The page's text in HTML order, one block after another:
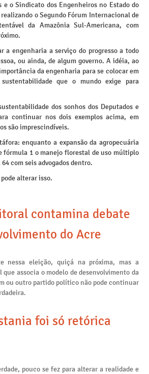
e o Sindicato dos Engenheiros no Estado do
o Segundo Fórum Internacional de
da Amazônia Sul-Americana, com
a engenharia a serviço do progresso a todo
ou ainda, de algum governo. A idéia, ao
da engenharia para se colocar em
que o mundo exige para
dos sonhos dos Deputados e
continuar nos dois exemplos acima, em
são imprescindíveis.
enquanto a expansão da agropecuária
fórmula 1 o manejo florestal de uso múltiplo
com seis advogados dentro.
alterar isso.
contamina debate
do Acre
nessa eleição, quiçá na próxima, mas a
associa o modelo de desenvolvimento da
ou outro partido político não pode continuar
foi só retórica
pouco se fez para alterar a realidade e